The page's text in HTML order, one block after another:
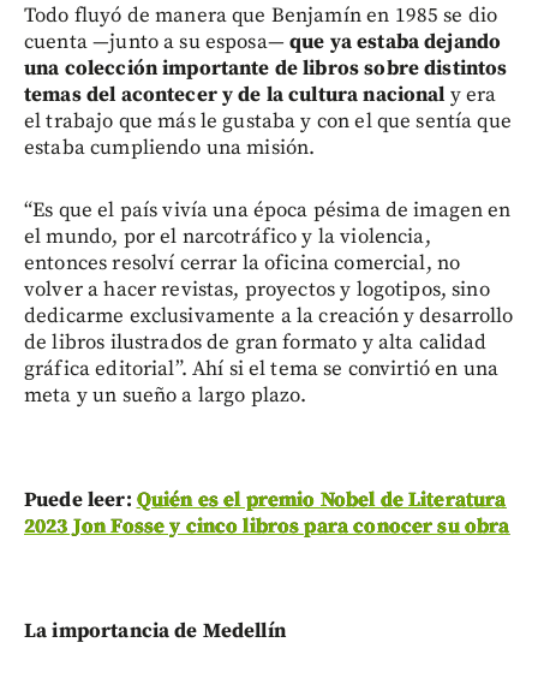
Todo fluyó de manera que Benjamín en 1985 se dio
cuenta —junto a su esposa—que ya estaba dejando
una colección importante de libros sobre distintos
temas del acontecer y de la cultura nacional y era
el trabajo que más le gustaba y con el que sentía que
estaba cumpliendo una misión.
“Es que el país vivía una época pésima de imagen en
el mundo, por el narcotráfico y la violencia,
entonces resolví cerrar la oficina comercial, no
volver a hacer revistas, proyectos y logotipos, sino
dedicarme exclusivamente a la creación y desarrollo
de libros ilustrados de gran formato y alta calidad
gráfica editorial”. Ahí si el tema se convirtió en una
meta y un sueño a largo plazo.
Puede leer: Quién es el premio Nobel de Literatura
2023 Jon Fosse y cinco libros para conocer su obra
La importancia de Medellín